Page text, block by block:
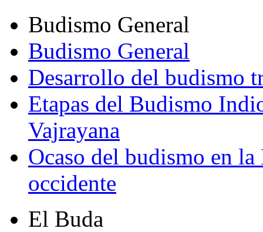
Budismo General
Budismo General
Desarrollo del budismo
Etapas del Budismo
Vajrayana
Ocaso del budismo en
occidente
El Buda